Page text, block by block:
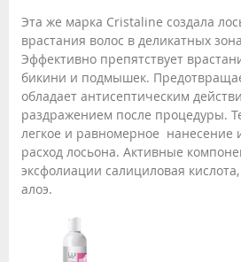
Эта же марка Cristaline создала
врастания волос в деликатных
Эффективно препятствует
бикини и подмышек.
обладает антисептическим
раздражением после процедуры.
легкое и равномерное нанесение
расход лосьона. Активные
эксфолиации салициловая кислота,
алоэ.